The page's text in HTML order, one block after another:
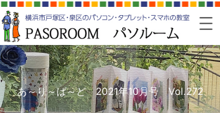
あ～り～ば～ど 2021年10月号 Vol.272